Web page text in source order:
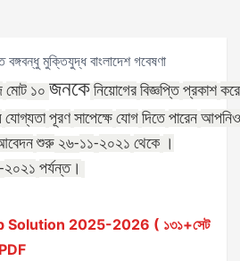
বঙ্গবন্ধু মুক্তিযুদ্ধ বাংলাদেশ গবেষণা
মোট ১০ জনকে নিয়োগের বিজ্ঞপ্তি প্রকাশ
যোগ্যতা পূরণ সাপেক্ষে যোগ দিতে পারেন
শুরু ২৬-১১-২০২১ থেকে ।
-২০২১ পর্যন্ত।
Solution 2025-2026 ( ১৩১+সেট